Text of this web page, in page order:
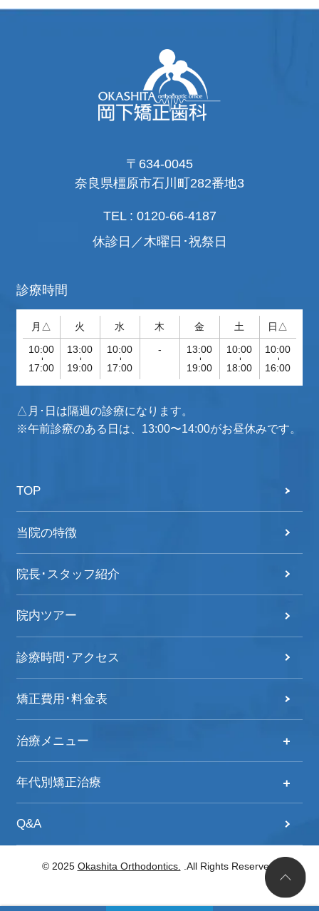
〒634-0045
奈良県橿原市石川町282番地3
TEL : 0120-66-4187
休診日／木曜日･祝祭日
診療時間
月△ 火 水 木 金 土 日△
10:00
-
17:00
13:00
-
19:00
10:00
-
17:00
- 13:00
-
19:00
10:00
-
18:00
10:00
-
16:00
△月･日は隔週の診療になります。
※午前診療のある日は、13:00〜14:00がお昼休みです。
TOP
当院の特徴
院長･スタッフ紹介
院内ツアー
診療時間･アクセス
矯正費用･料金表
治療メニュー
治療メニュー
歯列矯正治療の流れ
子どもの矯正
大人の矯正
年代別矯正治療
Q&A
© 2025 Okashita Orthodontics. .All Rights Reserved.